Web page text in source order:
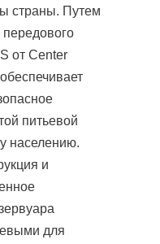
страны. Путем
передового
от Center
питьевой
населению.
и
для